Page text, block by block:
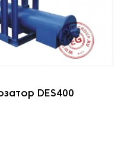
DES400